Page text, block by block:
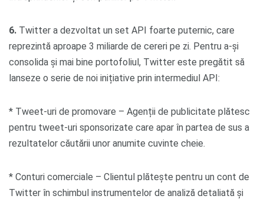
6. Twitter a dezvoltat un set API foarte puternic, care
reprezintă aproape 3 miliarde de cereri pe zi. Pentru a-și
consolida și mai bine portofoliul, Twitter este pregătit să
lanseze o serie de noi inițiative prin intermediul API:
* Tweet-uri de promovare – Agenții de publicitate plătesc
pentru tweet-uri sponsorizate care apar în partea de sus a
rezultatelor căutării unor anumite cuvinte cheie.
* Conturi comerciale – Clientul plătește pentru un cont de
Twitter în schimbul instrumentelor de analiză detaliată și